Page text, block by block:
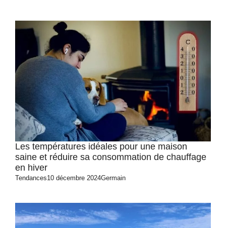
Les températures idéales pour une maison
saine et réduire sa consommation de chauffage
en hiver
Tendances10 décembre 2024Germain